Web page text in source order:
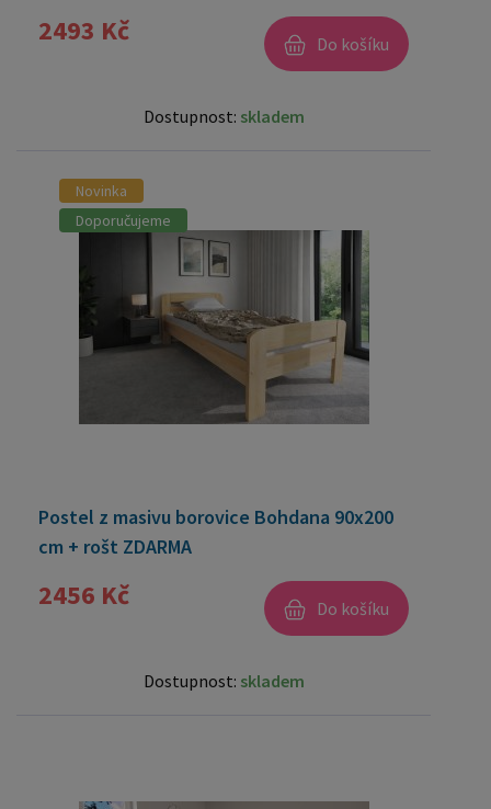
2493 Kč Do košíku
Dostupnost: skladem
Novinka
Doporučujeme
Postel z masivu borovice Bohdana 90x200
cm + rošt ZDARMA
2456 Kč Do košíku
Dostupnost: skladem